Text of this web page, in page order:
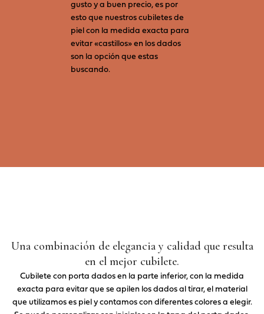
gusto y a buen precio, es por
esto que nuestros cubiletes de
piel con la medida exacta para
evitar «castillos» en los dados
son la opción que estas
buscando.
Una combinación de elegancia y calidad que resulta
en el mejor cubilete.
Cubilete con porta dados en la parte inferior, con la medida
exacta para evitar que se apilen los dados al tirar, el material
que utilizamos es piel y contamos con diferentes colores a elegir.